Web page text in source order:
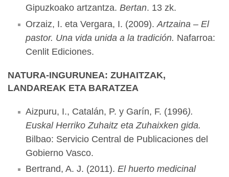
Gipuzkoako artzantza. Bertan. 13 zk.
Orzaiz, I. eta Vergara, I. (2009). Artzaina – El
pastor. Una vida unida a la tradición. Nafarroa:
Cenlit Ediciones.
NATURA-INGURUNEA: ZUHAITZAK,
LANDAREAK ETA BARATZEA
Aizpuru, I., Catalán, P. y Garín, F. (1996).
Euskal Herriko Zuhaitz eta Zuhaixken gida.
Bilbao: Servicio Central de Publicaciones del
Gobierno Vasco.
Bertrand, A. J. (2011). El huerto medicinal